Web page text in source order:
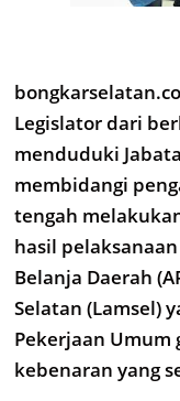
Legislator dari
menduduki
membidangi
tengah
hasil
Belanja Daerah
Selatan (Lamsel)
Pekerjaan Umum
kebenaran yang